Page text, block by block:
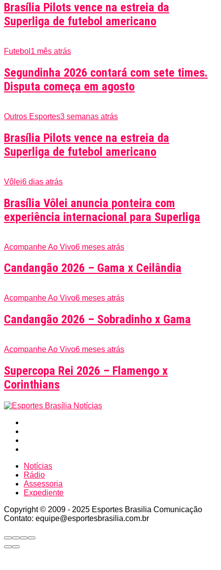
Brasília Pilots vence na estreia da
Superliga de futebol americano
Futebol 1 mês atrás
Segundinha 2026 contará com sete times.
Disputa começa em agosto
Outros Esportes3 semanas atrás
Brasília Pilots vence na estreia da
Superliga de futebol americano
Vôlei6 dias atrás
Brasília Vôlei anuncia ponteira com
experiência internacional para Superliga
Acompanhe Ao Vivo6 meses atrás
Candangão 2026 – Gama x Ceilândia
Acompanhe Ao Vivo6 meses atrás
Candangão 2026 – Sobradinho x Gama
Acompanhe Ao Vivo6 meses atrás
Supercopa Rei 2026 – Flamengo x
Corinthians
Notícias
Rádio
Assessoria
Expediente
Copyright © 2009 - 2025 Esportes Brasilia Comunicação
Contato: equipe@esportesbrasilia.com.br